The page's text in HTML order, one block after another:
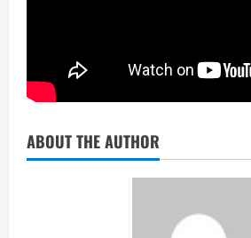
ABOUT THE AUTHOR